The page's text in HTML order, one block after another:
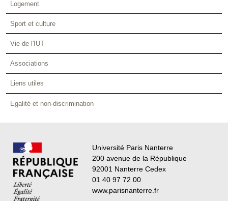
Logement
Sport et culture
Vie de l'IUT
Associations
Liens utiles
Egalité et non-discrimination
Université Paris Nanterre
200 avenue de la République
92001 Nanterre Cedex
01 40 97 72 00
www.parisnanterre.fr